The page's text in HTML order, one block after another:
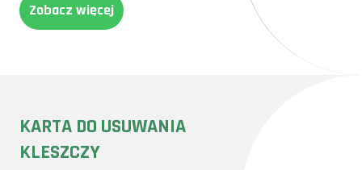
Zobacz więcej
KARTA DO USUWANIA
KLESZCZY